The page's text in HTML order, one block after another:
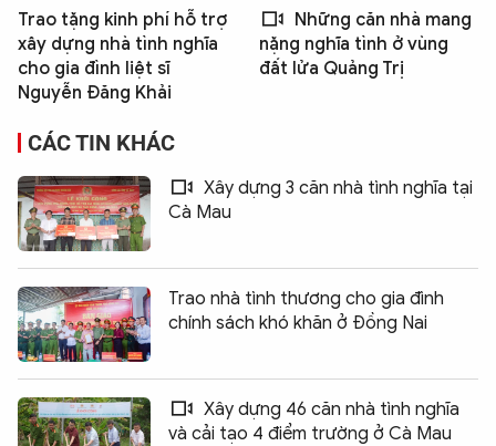
Trao tặng kinh phí hỗ trợ
xây dựng nhà tình nghĩa
cho gia đình liệt sĩ
Nguyễn Đăng Khải
Những căn nhà mang
nặng nghĩa tình ở vùng
đất lửa Quảng Trị
CÁC TIN KHÁC
Xây dựng 3 căn nhà tình nghĩa tại
Cà Mau
Trao nhà tình thương cho gia đình
chính sách khó khăn ở Đồng Nai
Xây dựng 46 căn nhà tình nghĩa
và cải tạo 4 điểm trường ở Cà Mau